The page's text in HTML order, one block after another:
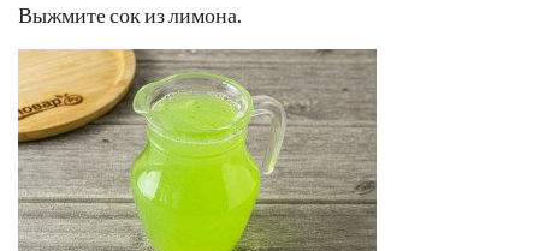
Выжмите сок из лимона.